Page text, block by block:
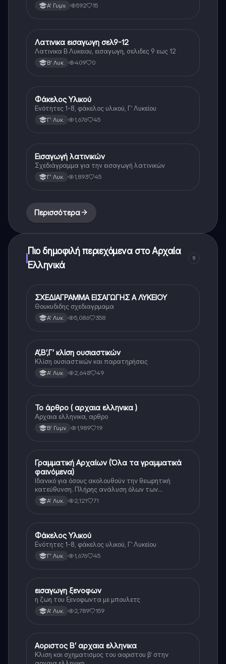
θα σε βοηθήσουν αρκετά στο διάβασμα σου
Α' Γυμν. 592 15
Νέα Ελληνικά
Λατινικα εισαγωγη σελ9-12
Λατινικα Β Λυκειου, εισαγωγη, σελιδες 9 εως 12
Β' Λυκ. 409 0
Αρχαία Ελληνικά
Φάκελος Υλικού
Ενότητες 1-8, φάκελος υλικού, Γ’ Λυκείου
Γ' Λυκ. 1,676 45
Λατινικά
Εισαγωγή λατινικών
Σχεδιάγραμμα για την εισαγωγή λατινικών
Γ' Λυκ. 1,893 45
Περισσότερα
Πιο δημοφιλή περιεχόμενα στο Αρχαία
Ελληνικά
9
Αρχαία Ελληνικά
ΣΧΕΔΙΑΓΡΑΜΜΑ ΕΙΣΑΓΩΓΗΣ Α ΛΥΚΕΙΟΥ
Θουκυδιδης σχεδιαγρμαμα
Α' Λυκ. 5,086 358
Αρχαία Ελληνικά
Α’,Β’,Γ’ κλίση ουσιαστικών
Κλίση ουσιαστικών και παρατηρήσεις
Α' Λυκ. 2,648 49
Αρχαία Ελληνικά
Το άρθρο ( αρχαια ελληνικα )
Αρχαια ελληνικα, αρθρο
Β' Γυμν. 1,989 19
Αρχαία Ελληνικά
Γραμματική Αρχαίων (Όλα τα γραμματικά
φαινόμενα)
Ιδανικό για όσους ακολουθούν την θεωρητική
κατεύθυνση. Πλήρης ανάλυση όλων των
γραμματικών φαινομένων της αρχαίας Ελληνικής.
Α' Λυκ. 2,121 71
Αρχαία Ελληνικά
Φάκελος Υλικού
Ενότητες 1-8, φάκελος υλικού, Γ’ Λυκείου
Γ' Λυκ. 1,676 45
Αρχαία Ελληνικά
εισαγωγη ξενοφων
η ζωη του ξενοφωντα με μπουλετς
Α' Λυκ. 2,789 159
Αρχαία Ελληνικά
Αοριστος Β’ αρχαια ελληνικα
Κλιση και σχηματισμος του αοριστου β’ στην